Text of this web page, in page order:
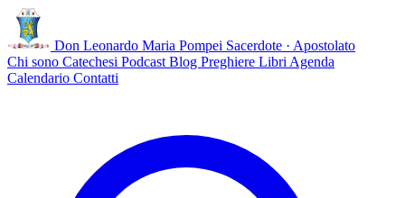
Don Leonardo Maria Pompei Sacerdote · Apostolato
Chi sono Catechesi Podcast Blog Preghiere Libri Agenda
Calendario Contatti